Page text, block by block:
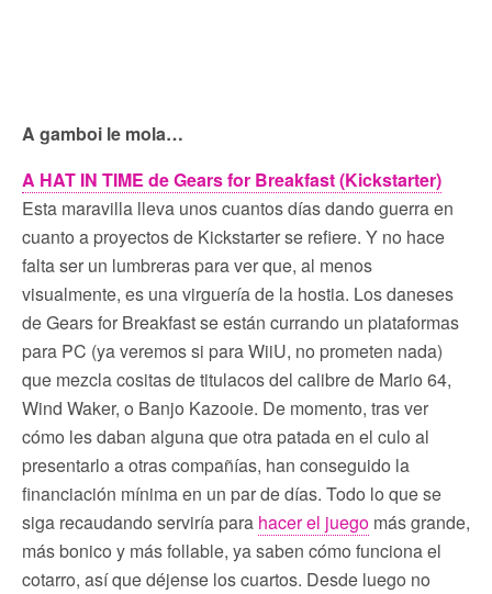
A gamboi le mola…
A HAT IN TIME de Gears for Breakfast (Kickstarter)
Esta maravilla lleva unos cuantos días dando guerra en
cuanto a proyectos de Kickstarter se refiere. Y no hace
falta ser un lumbreras para ver que, al menos
visualmente, es una virguería de la hostia. Los daneses
de Gears for Breakfast se están currando un plataformas
para PC (ya veremos si para WiiU, no prometen nada)
que mezcla cositas de titulacos del calibre de Mario 64,
Wind Waker, o Banjo Kazooie. De momento, tras ver
cómo les daban alguna que otra patada en el culo al
presentarlo a otras compañías, han conseguido la
financiación mínima en un par de días. Todo lo que se
siga recaudando serviría para hacer el juego más grande,
más bonico y más follable, ya saben cómo funciona el
cotarro, así que déjense los cuartos. Desde luego no